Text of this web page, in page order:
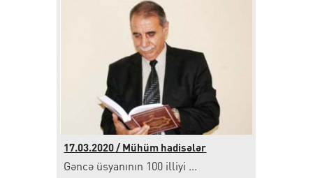
17.03.2020 / Mühüm hadisələr
Gəncə üsyanının 100 illiyi ...